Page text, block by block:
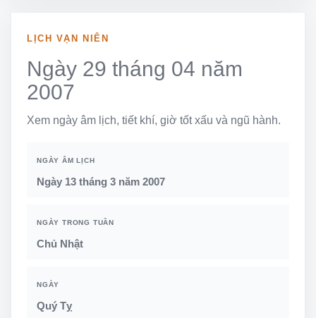
LỊCH VẠN NIÊN
Ngày 29 tháng 04 năm
2007
Xem ngày âm lịch, tiết khí, giờ tốt xấu và ngũ hành.
NGÀY ÂM LỊCH
Ngày 13 tháng 3 năm 2007
NGÀY TRONG TUẦN
Chủ Nhật
NGÀY
Quý Tỵ